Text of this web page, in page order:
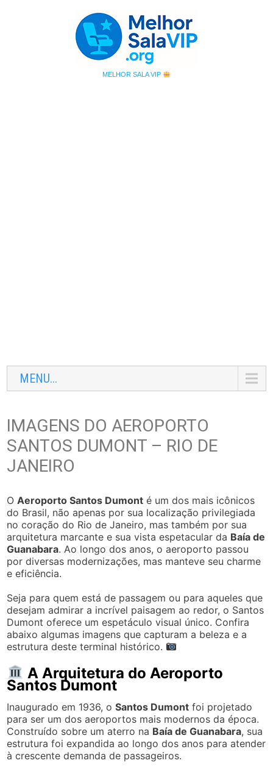
MELHOR SALA VIP
MENU...
IMAGENS DO AEROPORTO
SANTOS DUMONT – RIO DE
JANEIRO
OAeroporto Santos Dumont é um dos mais icônicos
do Brasil, não apenas por sua localização privilegiada
no coração do Rio de Janeiro, mas também por sua
arquitetura marcante e sua vista espetacular da Baía de
Guanabara. Ao longo dos anos, o aeroporto passou
por diversas modernizações, mas manteve seu charme
e eficiência.
Seja para quem está de passagem ou para aqueles que
desejam admirar a incrível paisagem ao redor, o Santos
Dumont oferece um espetáculo visual único. Confira
abaixo algumas imagens que capturam a beleza e a
estrutura deste terminal histórico.
A Arquitetura do Aeroporto
Santos Dumont
Inaugurado em 1936, oSantos Dumont foi projetado
para ser um dos aeroportos mais modernos da época.
Construído sobre um aterro na Baía de Guanabara, sua
estrutura foi expandida ao longo dos anos para atender
à crescente demanda de passageiros.